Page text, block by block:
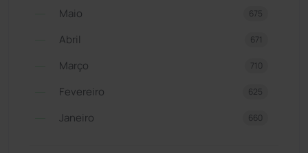
Maio 675
Abril 671
Março 710
Fevereiro 625
Janeiro 660